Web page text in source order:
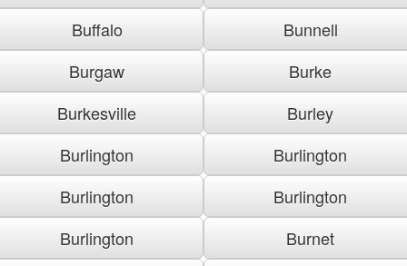
Buffalo
Bunnell
Burgaw
Burke
Burkesville
Burley
Burlington
Burlington
Burlington
Burlington
Burlington
Burnet